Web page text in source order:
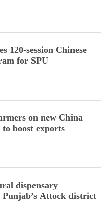
120-session Chinese
for SPU
on new China
boost exports
dispensary
Attock district